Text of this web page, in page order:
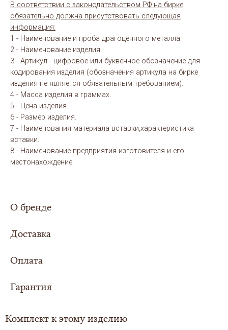
В соответствии с законодательством РФ на бирке
обязательно должна присутствовать следующая
информация:
1 - Наименование и проба драгоценного металла.
2 - Наименование изделия.
3 - Артикул - цифровое или буквенное обозначение для
кодирования изделия (обозначения артикула на бирке
изделия не является обязательным требованием).
4 - Масса изделия в граммах.
5 - Цена изделия.
6 - Размер изделия.
7 - Наименования материала вставки,характеристика
вставки.
8 - Наименование предприятия изготовителя и его
местонахождение.
О бренде
Доставка
Сумма заказа составила
совершенно
Также доставка осуществляется в страны
Оплата
Выбери свой вариант оплаты заказа:
ЦЕНА В КАРТОЧКЕ ТОВАРА УКАЗАНА ПРИ СПОСОБЕ - ОНЛАЙН
Гарантия
Комплект к этому изделию